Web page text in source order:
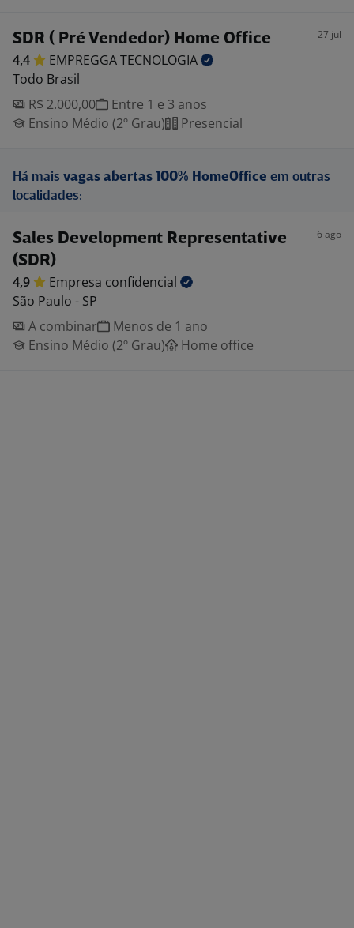
SDR ( Pré Vendedor) Home Office 27 jul
4,4 EMPREGGATECNOLOGIA
Todo Brasil
R$ 2.000,00
Entre 1 e 3 anos
Ensino Médio (2º Grau)
Presencial
Há mais vagas abertas 100% HomeOffice em outras
localidades:
Sales Development Representative
(SDR)
6 ago
4,9 Empresa confidencial
São Paulo - SP
A combinar
Menos de 1 ano
Ensino Médio (2º Grau)
Home office